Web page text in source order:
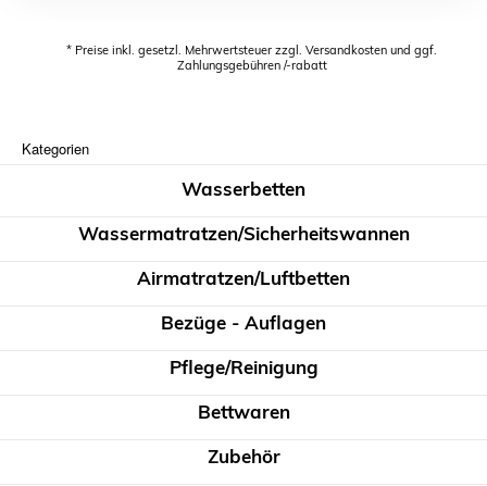
* Preise inkl. gesetzl. Mehrwertsteuer zzgl. Versandkosten und ggf.
Zahlungsgebühren /-rabatt
Kategorien
Wasserbetten
Wassermatratzen/Sicherheitswannen
Airmatratzen/Luftbetten
Bezüge - Auflagen
Pflege/Reinigung
Bettwaren
Zubehör